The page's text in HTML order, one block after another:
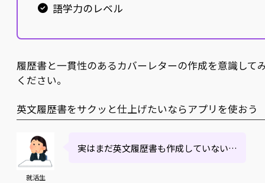
語学力のレベル
履歴書と一貫性のあるカバーレターの作成を意識して
ください。
英文履歴書をサクッと仕上げたいならアプリを使おう
就活生
実はまだ英文履歴書も作成していない…